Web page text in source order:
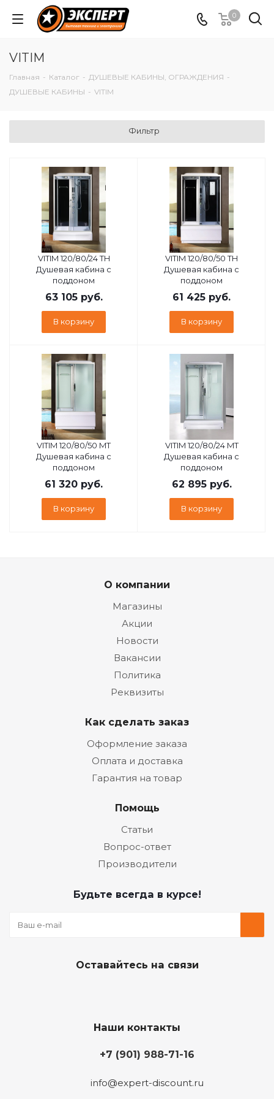
0
VITIM
Главная - Каталог - ДУШЕВЫЕ КАБИНЫ, ОГРАЖДЕНИЯ -
ДУШЕВЫЕ КАБИНЫ - VITIM
Фильтр
VITIM 120/80/24 TH
Душевая кабина с
поддоном
63 105руб.
В корзину
VITIM 120/80/50 TH
Душевая кабина с
поддоном
61 425 руб.
В корзину
VITIM 120/80/50 MT
Душевая кабина с
поддоном
61 320 руб.
В корзину
VITIM 120/80/24 MТ
Душевая кабина с
поддоном
62 895руб.
В корзину
О компании
Магазины
Акции
Новости
Вакансии
Политика
Реквизиты
Как сделать заказ
Оформление заказа
Оплата и доставка
Гарантия на товар
Помощь
Статьи
Вопрос-ответ
Производители
Будьте всегда в курсе!
Оставайтесь на связи
Наши контакты
+7 (901) 988-71-16
info@expert-discount.ru